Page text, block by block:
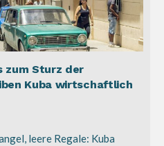
zum Sturz der
Kuba wirtschaftlich
leere Regale: Kuba